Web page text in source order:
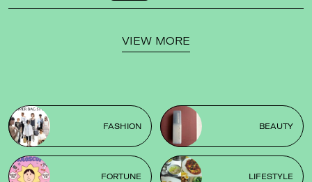
VIEW MORE
FASHION BEAUTY
FORTUNE LIFESTYLE